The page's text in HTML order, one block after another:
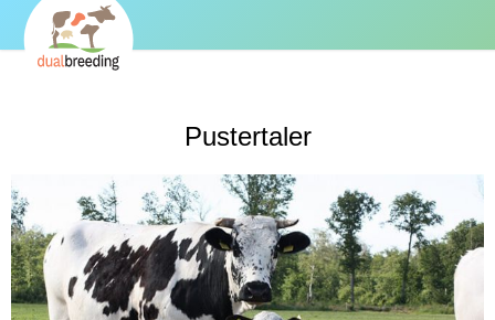
Pustertaler